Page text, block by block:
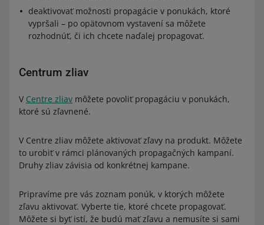
deaktivovať možnosti propagácie v ponukách, ktoré
vypršali – po opätovnom vystavení sa môžete
rozhodnúť, či ich chcete naďalej propagovať.
Centrum zliav
V Centre zliav môžete povoliť propagáciu v ponukách,
ktoré sú zľavnené.
V Centre zliav môžete aktivovať zľavy na produkt. Môžete
to urobiť v rámci plánovaných propagačných kampaní.
Druhy zliav závisia od konkrétnej kampane.
Pripravíme pre vás zoznam ponúk, v ktorých môžete
zľavu aktivovať. Vyberte tie, ktoré chcete propagovať.
Môžete si byť istí, že budú mať zľavu a nemusíte si sami